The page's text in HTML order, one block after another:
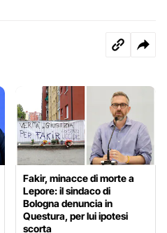
Fakir, minacce di morte a
Lepore: il sindaco di
Bologna denuncia in
Questura, per lui ipotesi
scorta